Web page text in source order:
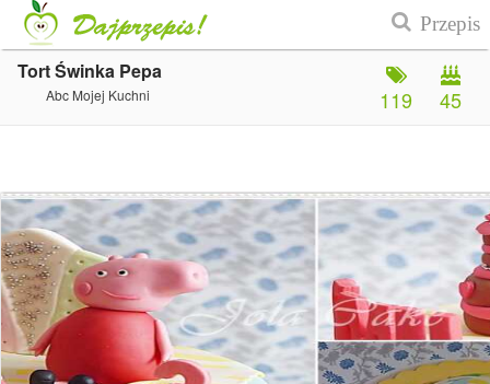
Tort Świnka Pepa
Abc Mojej Kuchni 45
119